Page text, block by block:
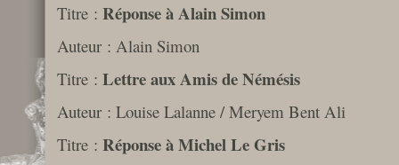
Titre : Réponse à Alain Simon
Auteur : Alain Simon
Titre : Lettre aux Amis de Némésis
Auteur : Louise Lalanne / Meryem Bent Ali
Titre : Réponse à Michel Le Gris